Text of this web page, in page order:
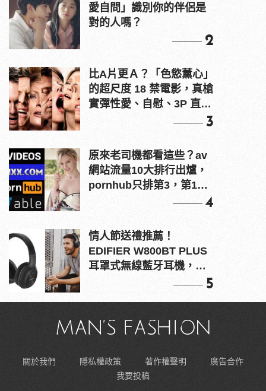
愛自問」識別你的伴侶是
對的人嗎？
2
比A片更Ａ？「色慾薰心」
的超尺度 18 禁電影，真槍
實彈性愛、自慰、3P 直接
3
原來老司機都看這些？av
網站流量10大排行出爐，
pornhub只排第3，第1名
4
情人節送禮推薦！
EDIFIER W800BT PLUS
耳罩式無線藍牙耳機，在
5
關於我們 隱私權政策 著作權聲明
廣告合作
我要投稿